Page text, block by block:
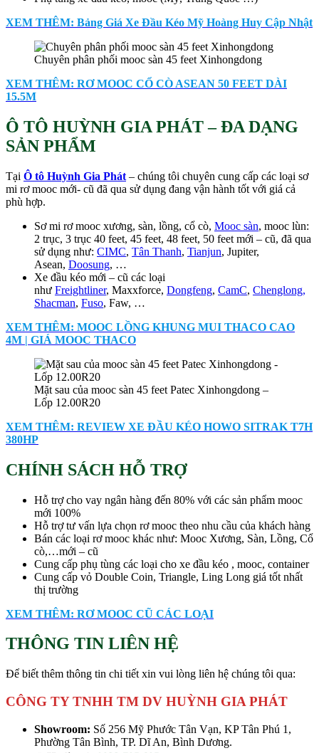
XEM THÊM: Bảng Giá Xe Đầu Kéo Mỹ Hoàng Huy Cập Nhật
Chuyên phân phối mooc sàn 45 feet Xinhongdong
XEM THÊM: RƠ MOOC CỔ CÒ ASEAN 50 FEET DÀI
15.5M
Ô TÔ HUỲNH GIA PHÁT – ĐA DẠNG
SẢN PHẨM
Tại Ô tô Huỳnh Gia Phát – chúng tôi chuyên cung cấp các loại sơ
mi rơ mooc mới- cũ đã qua sử dụng đang vận hành tốt với giá cả
phù hợp.
Sơ mi rơ mooc xương, sàn, lồng, cổ cò, Mooc sàn, mooc lùn:
2 trục, 3 trục 40 feet, 45 feet, 48 feet, 50 feet mới – cũ, đã qua
sử dụng như: CIMC, Tân Thanh, Tianjun, Jupiter,
Asean, Doosung, …
Xe đầu kéo mới – cũ các loại
như Freightliner, Maxxforce, Dongfeng, CamC, Chenglong,
Shacman, Fuso, Faw, …
XEM THÊM: MOOC LỒNG KHUNG MUI THACO CAO
4M | GIÁ MOOC THACO
Mặt sau của mooc sàn 45 feet Patec Xinhongdong –
Lốp 12.00R20
XEM THÊM: REVIEW XE ĐẦU KÉO HOWO SITRAK T7H
380HP
CHÍNH SÁCH HỖ TRỢ
Hỗ trợ cho vay ngân hàng đến 80% với các sản phẩm mooc
mới 100%
Hỗ trợ tư vấn lựa chọn rơ mooc theo nhu cầu của khách hàng
Bán các loại rơ mooc khác như: Mooc Xương, Sàn, Lồng, Cổ
cò,…mới – cũ
Cung cấp phụ tùng các loại cho xe đầu kéo , mooc, container
Cung cấp vỏ Double Coin, Triangle, Ling Long giá tốt nhất
thị trường
XEM THÊM: RƠ MOOC CŨ CÁC LOẠI
THÔNG TIN LIÊN HỆ
Để biết thêm thông tin chi tiết xin vui lòng liên hệ chúng tôi qua:
CÔNG TY TNHH TM DV HUỲNH GIA PHÁT
Showroom: Số 256 Mỹ Phước Tân Vạn, KP Tân Phú 1,
Phường Tân Bình, TP. Dĩ An, Bình Dương.